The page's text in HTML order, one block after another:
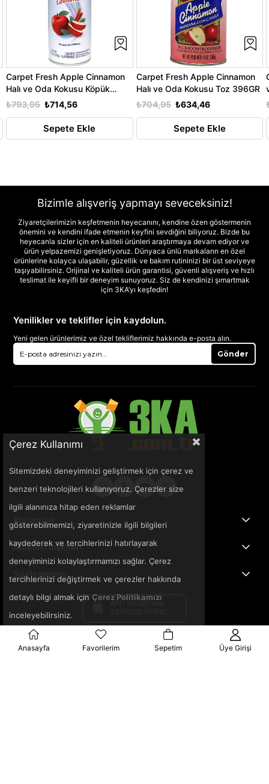
Carpet Fresh Apple Cinnamon
Halı ve Oda Kokusu Köpük
Sprey 297GR₺714,56
₺793,95
Sepete Ekle
Carpet Fresh Apple Cinnamon
Halı ve Oda Kokusu Toz 396GR
₺634,46
₺704,95
Sepete Ekle
Bizimle alışveriş yapmayı seveceksiniz!
Ziyaretçilerimizin keşfetmenin heyecanını, kendine özen göstermenin
önemini ve kendini ifade etmenin keyfini sevdiğini biliyoruz. Bizde bu
heyecanla sizler için en kaliteli ürünleri araştırmaya devam ediyor ve
ürün yelpazemizi genişletiyoruz. Dünyaca ünlü markaların en özel
ürünlerine kolayca ulaşabilir, güzellik ve bakım rutininizi bir üst seviyeye
taşıyabilirsiniz. Orijinal ve kaliteli ürün garantisi, güvenli alışveriş ve hızlı
teslimat ile keyifli bir deneyim sunuyoruz. Siz de kendinizi şımartmak
için 3KA’yı keşfedin!
Yenilikler ve teklifler için kaydolun.
Yeni gelen ürünlerimiz ve özel tekliflerimiz hakkında e-posta alın.
Gönder
Kurumsal
Müşteri İlişkileri
Sözleşmeler
Çerez Kullanımı
Sitemizdeki deneyiminizi geliştirmek için çerez ve
benzeri teknolojileri kullanıyoruz. Çerezler size
ilgili alanınıza hitap eden reklamlar
gösterebilmemizi, ziyaretinizle ilgili bilgileri
kaydederek ve tercihlerinizi hatırlayarak
deneyiminizi kolaylaştırmamızı sağlar. Çerez
tercihlerinizi değiştirmek ve çerezler hakkında
detaylı bilgi almak için Çerez Politikamızı
inceleyebilirsiniz.
Anasayfa Favorilerim Sepetim Üye Girişi